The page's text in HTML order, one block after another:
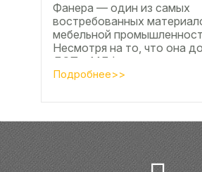
Фанера — один из самых
востребованных
мебельной
Несмотря на то, что она
ДСП и МДФ , ее очень часто
используют для
Подробнее>>